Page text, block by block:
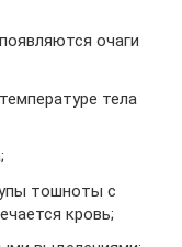
очаги
тела
тошноты с
кровь;